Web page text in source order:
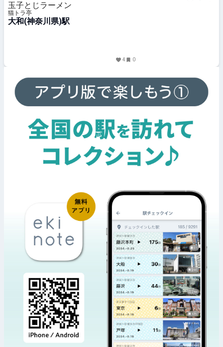
玉子とじラーメン
猫トラ亭
大和(神奈川県)駅
4 0